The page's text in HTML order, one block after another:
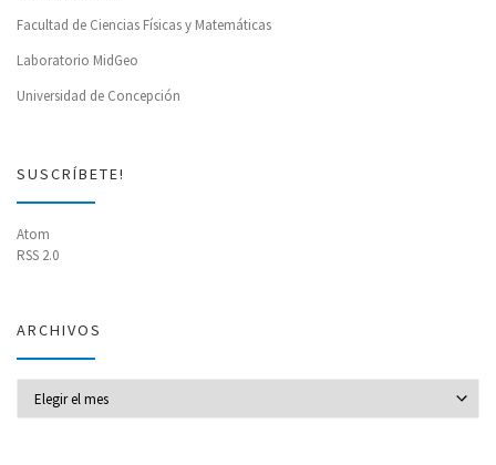
Facultad de Ciencias Físicas y Matemáticas
Laboratorio MidGeo
Universidad de Concepción
SUSCRÍBETE!
Atom
RSS 2.0
ARCHIVOS